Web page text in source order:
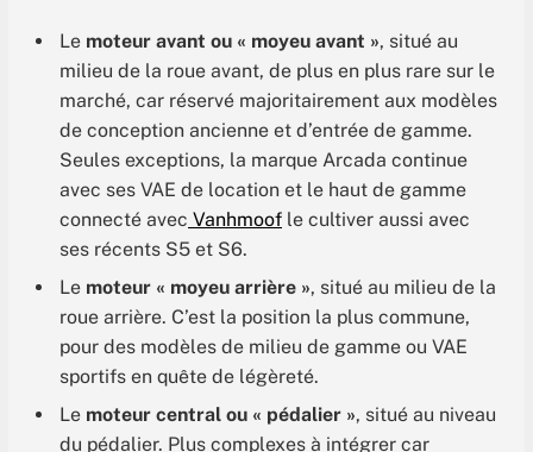
Le moteur avant ou « moyeu avant », situé au
milieu de la roue avant, de plus en plus rare sur le
marché, car réservé majoritairement aux modèles
de conception ancienne et d’entrée de gamme.
Seules exceptions, la marque Arcada continue
avec ses VAE de location et le haut de gamme
connecté avec Vanhmoof le cultiver aussi avec
ses récents S5 et S6.
Le moteur « moyeu arrière », situé au milieu de la
roue arrière. C’est la position la plus commune,
pour des modèles de milieu de gamme ou VAE
sportifs en quête de légèreté.
Le moteur central ou « pédalier », situé au niveau
du pédalier. Plus complexes à intégrer car